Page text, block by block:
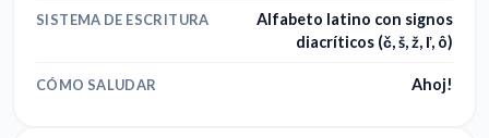
SISTEMA DE ESCRITURA
Alfabeto latino con signos
diacríticos (č, š, ž, ľ, ô)
CÓMO SALUDAR Ahoj!